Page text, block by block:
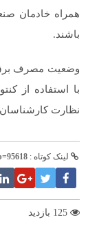
همراه خادمان
باشند.
وضعیت مصرف برق
با استفاده از
نظارت
لینک کوتاه :